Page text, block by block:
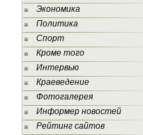
Экономика
Политика
Спорт
Кроме того
Интервью
Краеведение
Фотогалерея
Информер новостей
Рейтинг сайтов